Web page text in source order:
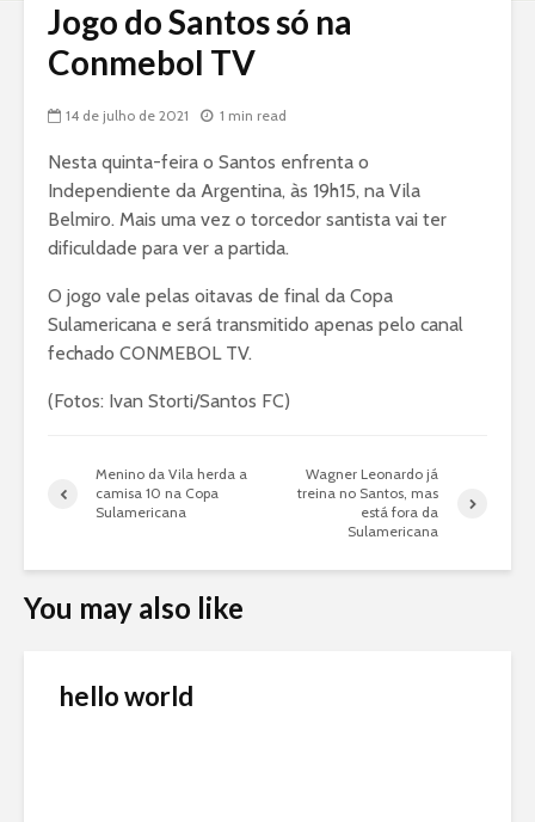
Jogo do Santos só na
Conmebol TV
14 de julho de 2021 1 min read
Nesta quinta-feira o Santos enfrenta o
Independiente da Argentina, às 19h15, na Vila
Belmiro. Mais uma vez o torcedor santista vai ter
dificuldade para ver a partida.
O jogo vale pelas oitavas de final da Copa
Sulamericana e será transmitido apenas pelo canal
fechado CONMEBOL TV.
(Fotos: Ivan Storti/Santos FC)
Menino da Vila herda a
camisa 10 na Copa
Sulamericana
Wagner Leonardo já
treina no Santos, mas
está fora da
Sulamericana
You may also like
hello world